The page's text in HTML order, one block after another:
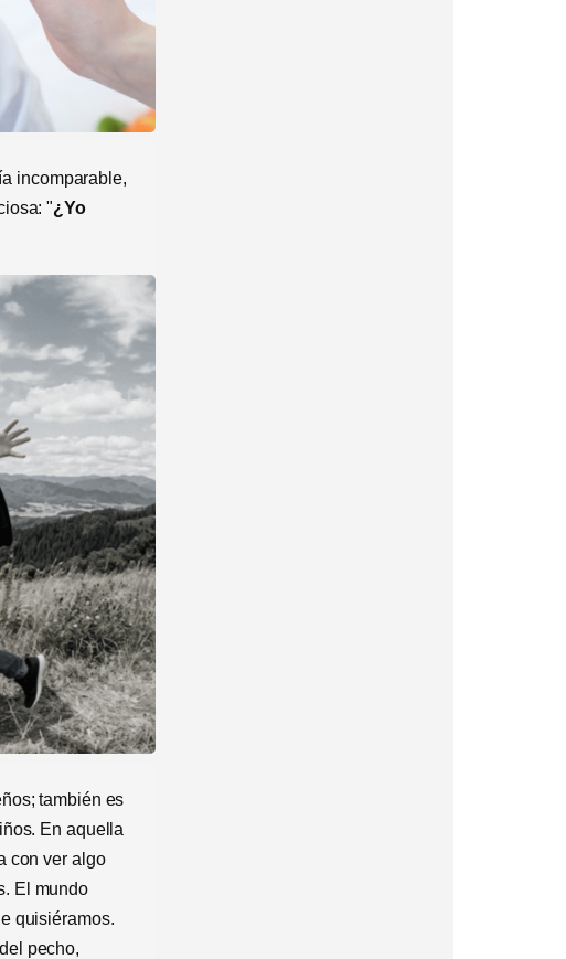
incomparable,
"¿Yo
también es
En aquella
con ver algo
El mundo
quisiéramos.
pecho,